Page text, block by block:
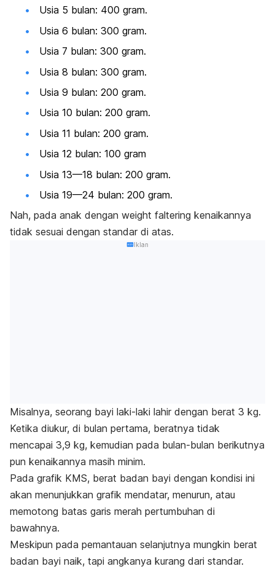
Usia 5 bulan: 400 gram.
Usia 6 bulan: 300 gram.
Usia 7 bulan: 300 gram.
Usia 8 bulan: 300 gram.
Usia 9 bulan: 200 gram.
Usia 10 bulan: 200 gram.
Usia 11 bulan: 200 gram.
Usia 12 bulan: 100 gram
Usia 13—18 bulan: 200 gram.
Usia 19—24 bulan: 200 gram.
Nah, pada anak dengan weight faltering kenaikannya
tidak sesuai dengan standar di atas.
Iklan
Misalnya, seorang bayi laki-laki lahir dengan berat 3 kg.
Ketika diukur, di bulan pertama, beratnya tidak
mencapai 3,9 kg, kemudian pada bulan-bulan berikutnya
pun kenaikannya masih minim.
Pada grafik KMS, berat badan bayi dengan kondisi ini
akan menunjukkan grafik mendatar, menurun, atau
memotong batas garis merah pertumbuhan di
bawahnya.
Meskipun pada pemantauan selanjutnya mungkin berat
badan bayi naik, tapi angkanya kurang dari standar.